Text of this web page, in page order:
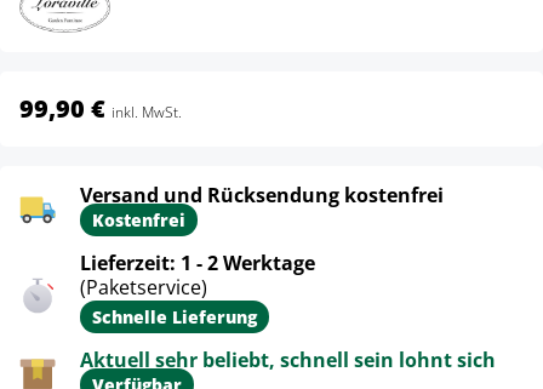
99,90 € inkl. MwSt.
Versand und Rücksendung kostenfrei
Kostenfrei
Lieferzeit: 1 - 2 Werktage
(Paketservice)
Schnelle Lieferung
Aktuell sehr beliebt, schnell sein lohnt sich